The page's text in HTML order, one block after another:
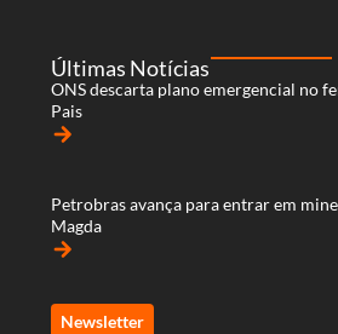
Últimas Notícias
ONS descarta plano emergencial no
Pais
arrow_forward
Petrobras avança para entrar em
Magda
arrow_forward
Newsletter